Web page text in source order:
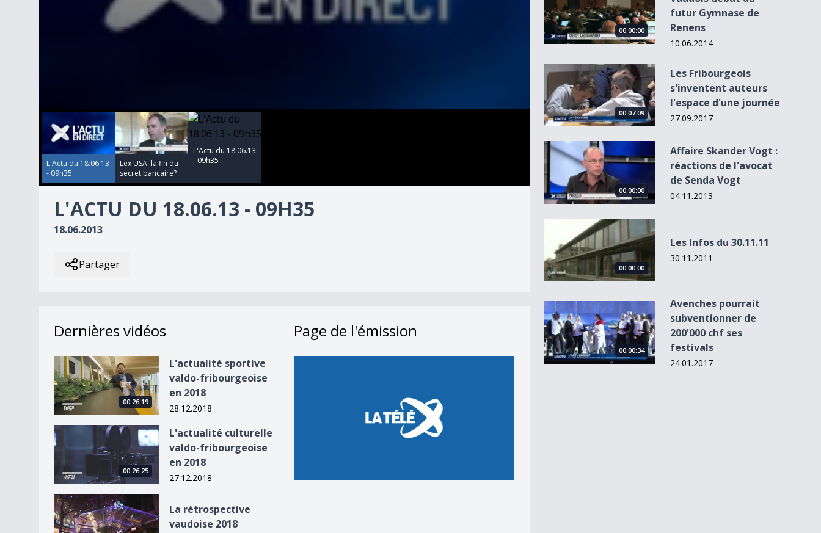
0
seconds
secondsVolume
90%
L'Actu du 18.06.13
- 09h35
Lex USA: la fin du
secret bancaire?
L'Actu du 18.06.13
- 09h35
L'ACTU DU 18.06.13 - 09H35
18.06.2013
Partager
Dernières vidéos
L&#039;actualité sportive valdo-fribourgeoise en 2018
00:26:19
L'actualité sportive
valdo-fribourgeoise
en 2018
28.12.2018
L&#039;actualité culturelle valdo-fribourgeoise en 2018
00:26:25
L'actualité culturelle
valdo-fribourgeoise
en 2018
27.12.2018
La rétrospective vaudoise 2018
La rétrospective
vaudoise 2018
Page de l'émission
00:00:00
futur Gymnase de
Renens
10.06.2014
Les Fribourgeois s&#039;inventent auteurs l&#039;espace
00:07:09
Les Fribourgeois
s'inventent auteurs
l'espace d'une journée
27.09.2017
Affaire Skander Vogt : réactions de l&#039;avocat de Senda
00:00:00
Affaire Skander Vogt :
réactions de l'avocat
de Senda Vogt
04.11.2013
Les Infos du 30.11.11
00:00:00
Les Infos du 30.11.11
30.11.2011
Avenches pourrait subventionner de 200&#039;000 chf ses
00:00:34
Avenches pourrait
subventionner de
200'000 chf ses
festivals
24.01.2017